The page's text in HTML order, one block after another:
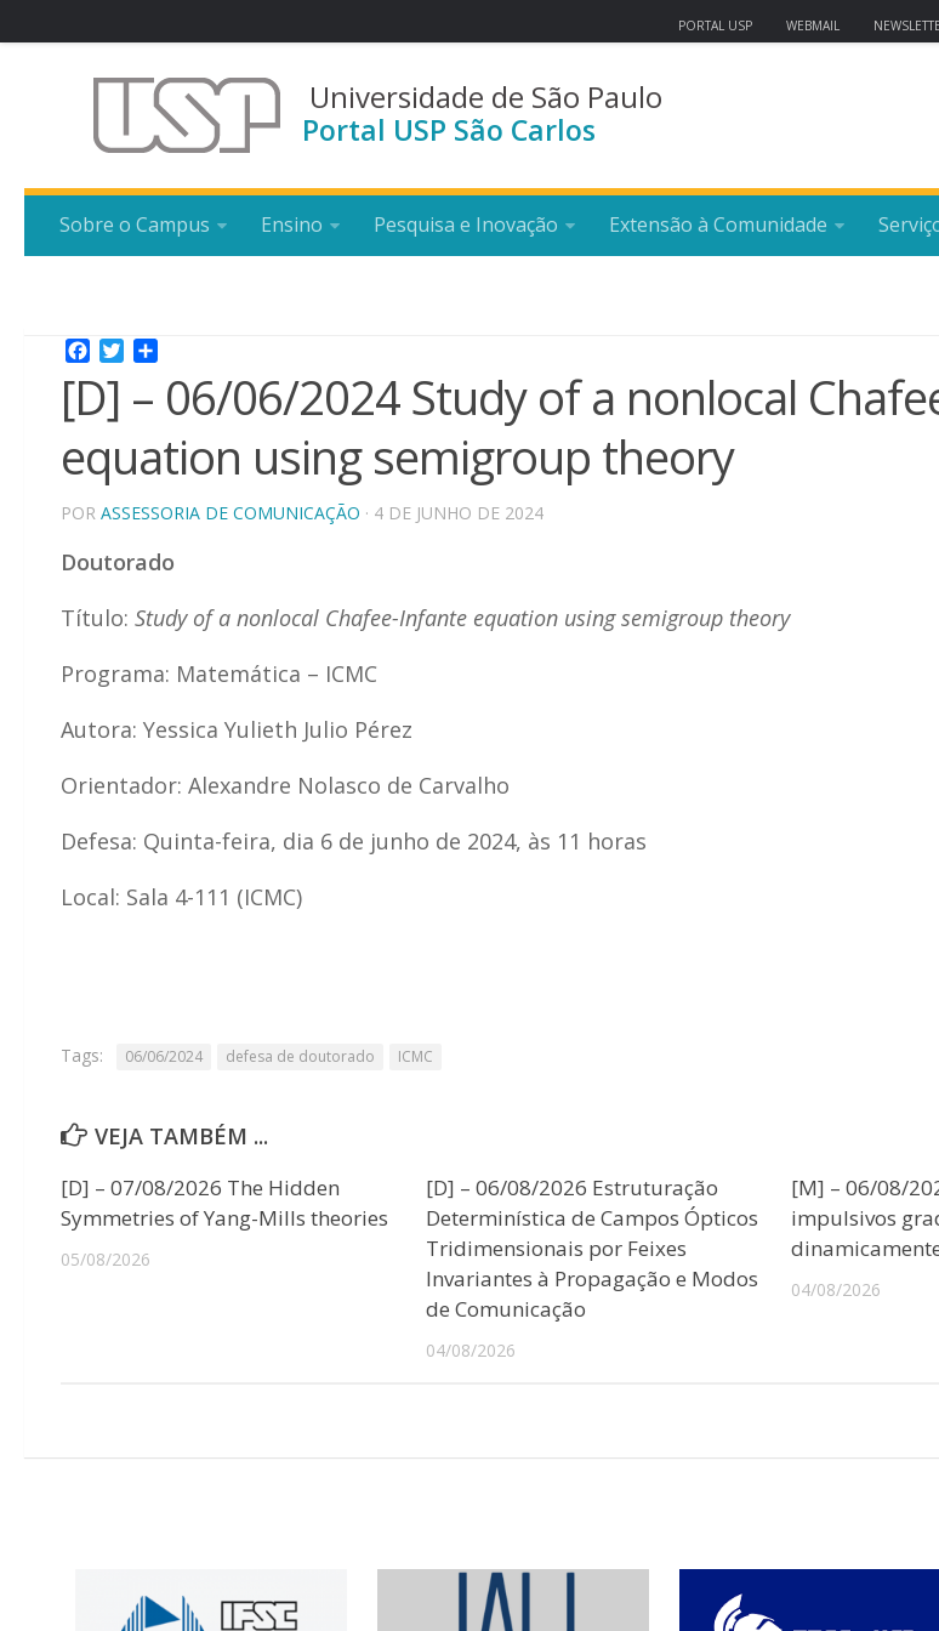
PORTAL USP WEBMAIL
Universidade de São Paulo
Portal USP São Carlos
Sobre o Campus Ensino Pesquisa e Inovação Extensão à Comunidade
Facebook
Twitter
[D] – 06/06/2024 Study of a nonlocal
equation using semigroup theory
POR ASSESSORIA DE COMUNICAÇÃO · 4 DE JUNHO DE 2024
Doutorado
Título: Study of a nonlocal Chafee-Infante equation using semigroup theory
Programa: Matemática – ICMC
Autora: Yessica Yulieth Julio Pérez
Orientador: Alexandre Nolasco de Carvalho
Defesa: Quinta-feira, dia 6 de junho de 2024, às 11 horas
Local: Sala 4-111 (ICMC)
Tags: 06/06/2024 defesa de doutorado ICMC
VEJA TAMBÉM ...
[D] – 07/08/2026 The Hidden
Symmetries of Yang-Mills theories
05/08/2026
[D] – 06/08/2026 Estruturação
Determinística de Campos Ópticos
Tridimensionais por Feixes
Invariantes à Propagação e Modos
de Comunicação
04/08/2026
[M] – 06/08/
impulsivos
04/08/2026